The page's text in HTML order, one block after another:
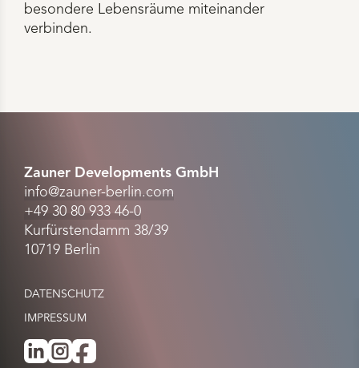
besondere Lebensräume miteinander
verbinden.
Zauner Developments GmbH
info@zauner-berlin.com
+49 30 80 933 46-0
Kurfürstendamm 38/39
10719 Berlin
DATENSCHUTZ
IMPRESSUM